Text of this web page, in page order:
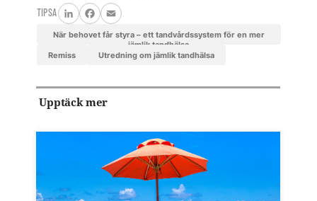
TIPSA
LinkedInFacebook
Email
När behovet får styra – ett tandvårdssystem för en mer
jämlik tandhälsa
remiss
Utredning om jämlik tandhälsa
Upptäck mer